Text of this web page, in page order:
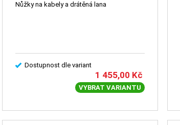
Nůžky na kabely a drátěná lana
Dostupnost dle variant
1 455,00 Kč
VYBRAT VARIANTU